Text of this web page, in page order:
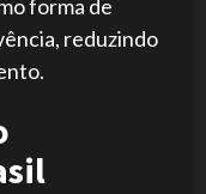
forma de
reduzindo